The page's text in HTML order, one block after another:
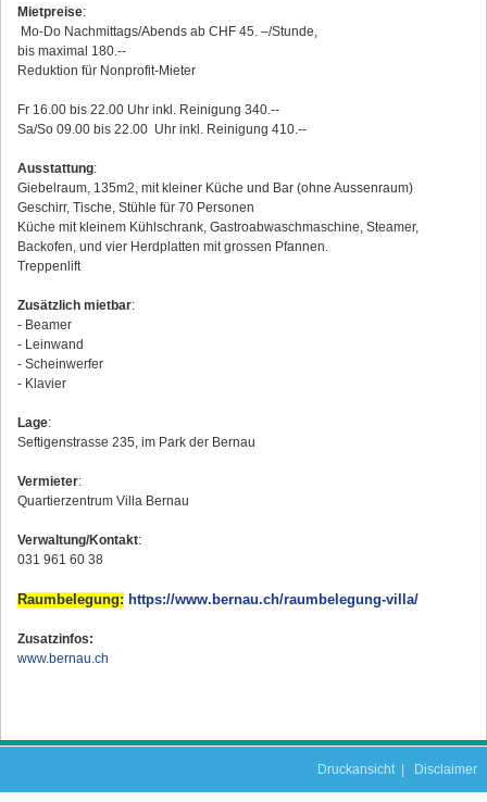
Mietpreise:
Mo-Do Nachmittags/Abends ab CHF 45. –/Stunde,
bis maximal 180.--
Reduktion für Nonprofit-Mieter
Fr 16.00 bis 22.00 Uhr inkl. Reinigung 340.--
Sa/So 09.00 bis 22.00 Uhr inkl. Reinigung 410.--
Ausstattung:
Giebelraum, 135m2, mit kleiner Küche und Bar (ohne Aussenraum)
Geschirr, Tische, Stühle für 70 Personen
Küche mit kleinem Kühlschrank, Gastroabwaschmaschine, Steamer,
Backofen, und vier Herdplatten mit grossen Pfannen.
Treppenlift
Zusätzlich mietbar:
- Beamer
- Leinwand
- Scheinwerfer
- Klavier
Lage:
Seftigenstrasse 235, im Park der Bernau
Vermieter:
Quartierzentrum Villa Bernau
Verwaltung/Kontakt:
031 961 60 38
Raumbelegung: https://www.bernau.ch/raumbelegung-villa/
Zusatzinfos:
www.bernau.ch
Druckansicht| Disclaimer